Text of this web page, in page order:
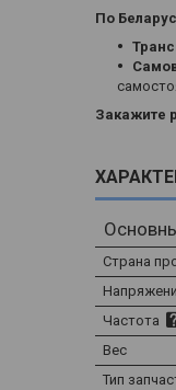
По
Закажите
Страна
Частота
Вес
Тип